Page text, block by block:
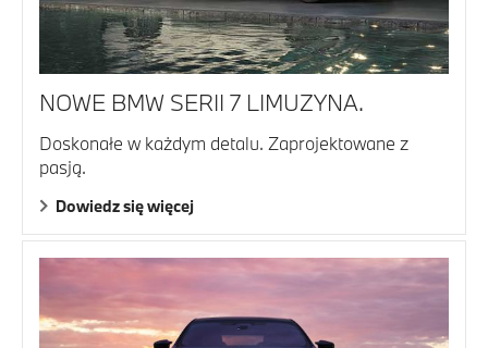
NOWE BMW SERII 7 LIMUZYNA.
Doskonałe w każdym detalu. Zaprojektowane z
pasją.
Dowiedz się więcej